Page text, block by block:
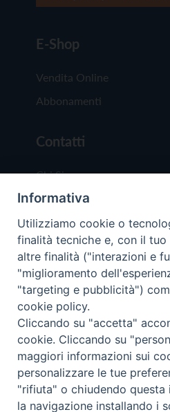
E-Shop
Vendita Online
Abbonamenti
Contatti
Chi Siamo
Redazione
Scrivici
Copyright © 2019 -
Trentina Editrice
Privacy Policy
Informativa
Utilizziamo cookie o
finalità tecniche e, con il tuo
altre finalità ("interazioni e
"miglioramento
"targeting e pubblicità")
cookie policy.
Cliccando su "accetta"
cookie. Cliccando su
maggiori informazioni sui
personalizzare le tue
"rifiuta" o chiudendo questa
la navigazione installando i